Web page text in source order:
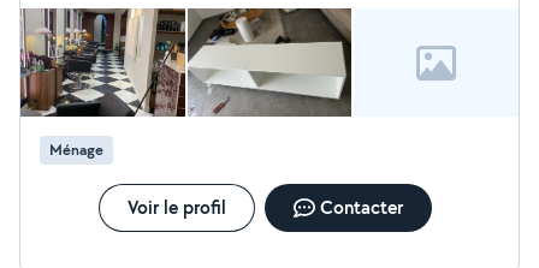
adapté à vos besoins. N'hésitez pas à me contacter, je
serai ravi de vous aid
Ménage
Voir le profil Contacter